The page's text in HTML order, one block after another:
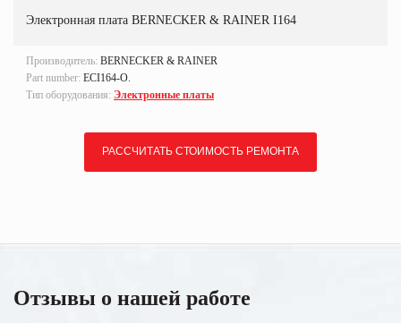
Электронная плата BERNECKER & RAINER I164
Производитель: BERNECKER & RAINER
Part number: ECI164-O.
Тип оборудования: Электронные платы
РАССЧИТАТЬ СТОИМОСТЬ РЕМОНТА
Отзывы о нашей работе